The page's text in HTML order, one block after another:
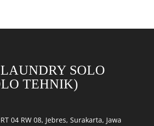
SOLO
TEHNIK)
04 RW 08, Jebres, Surakarta, Jawa